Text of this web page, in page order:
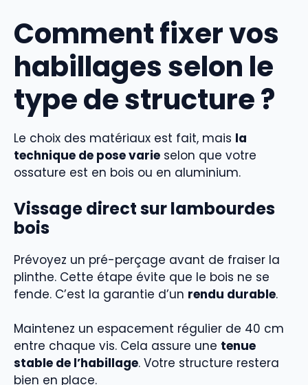
Comment fixer vos
habillages selon le
type de structure ?
Le choix des matériaux est fait, mais la
technique de pose varie selon que votre
ossature est en bois ou en aluminium.
Vissage direct sur lambourdes
bois
Prévoyez un pré-perçage avant de fraiser la
plinthe. Cette étape évite que le bois ne se
fende. C’est la garantie d’un rendu durable.
Maintenez un espacement régulier de 40 cm
entre chaque vis. Cela assure une tenue
stable de l’habillage. Votre structure restera
bien en place.